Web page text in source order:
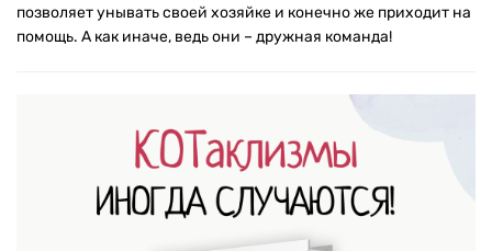
позволяет унывать своей хозяйке и конечно же приходит на
помощь. А как иначе, ведь они – дружная команда!